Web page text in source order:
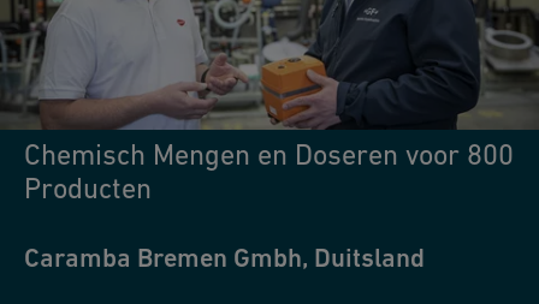
Chemisch Mengen en Doseren voor 800
Producten
Caramba Bremen Gmbh, Duitsland